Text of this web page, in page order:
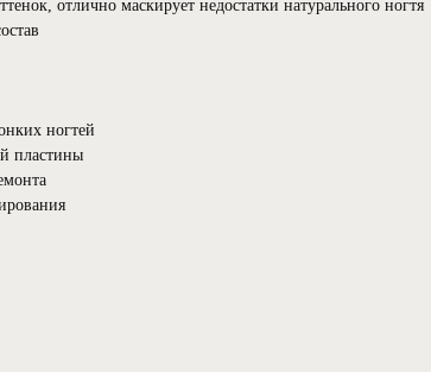
отлично маскирует недостатки натурального ногтя
ногтей
пластины